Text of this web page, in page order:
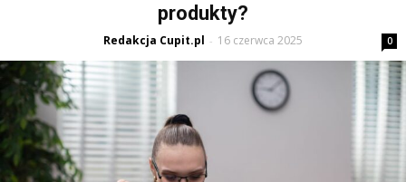
produkty?
Redakcja Cupit.pl - 16 czerwca 2025 0